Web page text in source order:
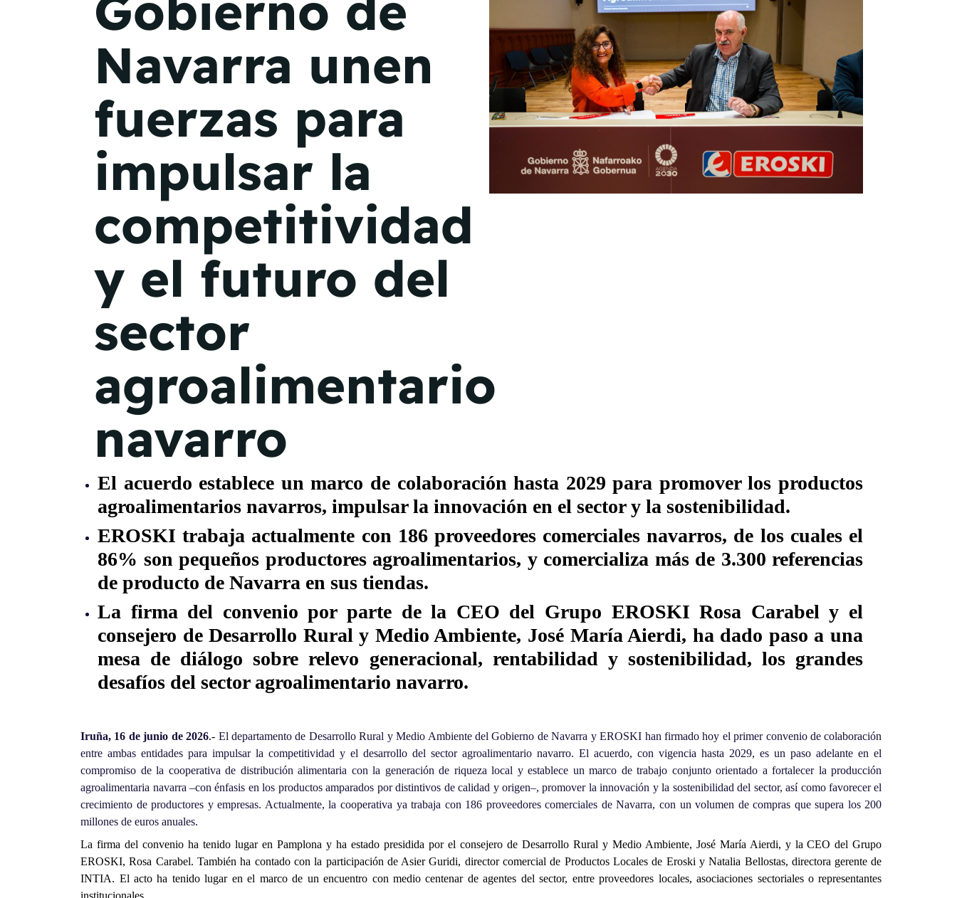
Madrid 2026 2 -08
de octubre
Castilla-La Mancha
22 de octubre
05 de noviembre
Infórmate
Navarra unen
fuerzas para
impulsar la
competitividad
y el futuro del
sector
agroalimentario
navarro
El acue­­rdo establece un marco de colaboración hasta 2029 para promover los productos
agroalimentarios navarros, impulsar la innovación en el sector y la sostenibilidad.
EROSKI trabaja actualmente con 186 proveedores comerciales navarros, de los cuales el
86% son pequeños productores agroalimentarios, y comercializa más de 3.300 referencias
de producto de Navarra en sus tiendas.
La firma del convenio por parte de la CEO del Grupo EROSKI Rosa Carabel y el
consejero de Desarrollo Rural y Medio Ambiente, José María Aierdi, ha dado paso a una
mesa de diálogo sobre relevo generacional, rentabilidad y sostenibilidad, los grandes
desafíos del sector agroalimentario navarro.
Iruña, 16 de junio de 2026.- El departamento de Desarrollo Rural y Medio Ambiente del Gobierno de Navarra y EROSKI han firmado hoy el primer convenio de colaboración
entre ambas entidades para impulsar la competitividad y el desarrollo del sector agroalimentario navarro. El acuerdo, con vigencia hasta 2029, es un paso adelante en el
compromiso de la cooperativa de distribución alimentaria con la generación de riqueza local y establece un marco de trabajo conjunto orientado a fortalecer la producción
agroalimentaria navarra –con énfasis en los productos amparados por distintivos de calidad y origen–, promover la innovación y la sostenibilidad del sector, así como favorecer el
crecimiento de productores y empresas. Actualmente, la cooperativa ya trabaja con 186 proveedores comerciales de Navarra, con un volumen de compras que supera los 200
millones de euros anuales.
La firma del convenio ha tenido lugar en Pamplona y ha estado presidida por el consejero de Desarrollo Rural y Medio Ambiente, José María Aierdi, y la CEO del Grupo
EROSKI, Rosa Carabel. También ha contado con la participación de Asier Guridi, director comercial de Productos Locales de Eroski y Natalia Bellostas, directora gerente de
INTIA. El acto ha tenido lugar en el marco de un encuentro con medio centenar de agentes del sector, entre proveedores locales, asociaciones sectoriales o representantes
institucionales.